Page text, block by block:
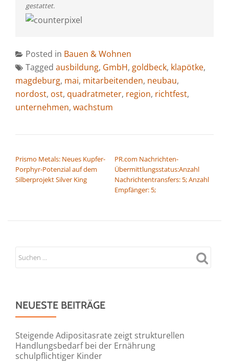
gestattet.
Posted in Bauen & Wohnen
Tagged ausbildung, GmbH, goldbeck, klapötke,
magdeburg, mai, mitarbeitenden, neubau,
nordost, ost, quadratmeter, region, richtfest,
unternehmen, wachstum
Prismo Metals: Neues Kupfer-
Porphyr-Potenzial auf dem
Silberprojekt Silver King
PR.com Nachrichten-
Übermittlungsstatus:Anzahl
Nachrichtentransfers: 5; Anzahl
Empfänger: 5;
NEUESTE BEITRÄGE
Steigende Adipositasrate zeigt strukturellen
Handlungsbedarf bei der Ernährung
schulpflichtiger Kinder